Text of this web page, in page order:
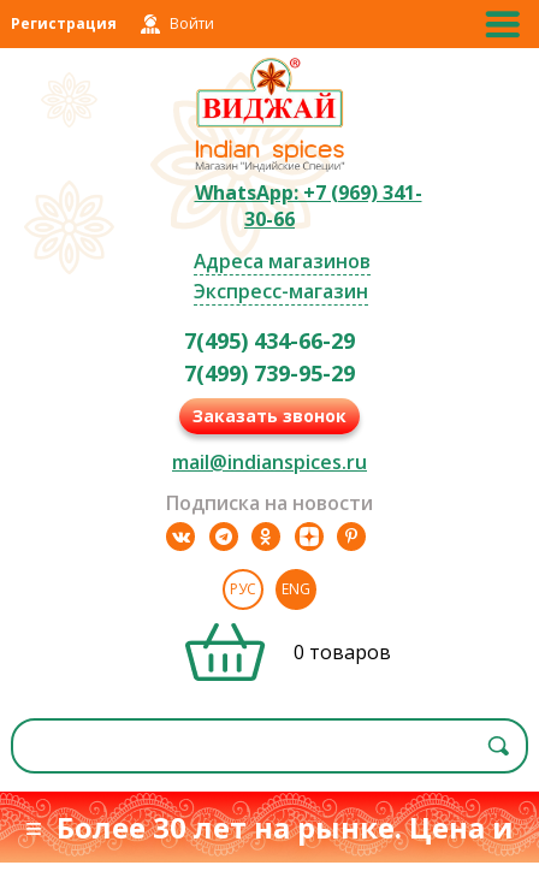
Регистрация Войти
WhatsApp: +7 (969) 341-
30-66
Адреса магазинов
Экспресс-магазин
7(495) 434-66-29
7(499) 739-95-29
Заказать звонок
mail@indianspices.ru
Подписка на новости
РУС ENG
0 товаров
≡ Более 30 лет на рынке. Цена и